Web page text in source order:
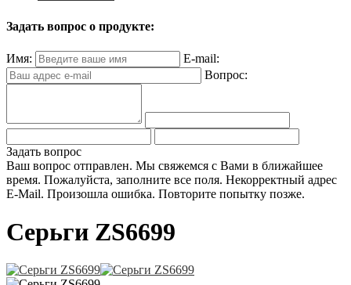
Задать вопрос о продукте:
Имя:
E-mail:
Вопрос:
Задать вопрос
Ваш вопрос отправлен. Мы свяжемся с Вами в ближайшее
время. Пожалуйста, заполните все поля. Некорректный адрес
E-Mail. Произошла ошибка. Повторите попытку позже.
Серьги ZS6699